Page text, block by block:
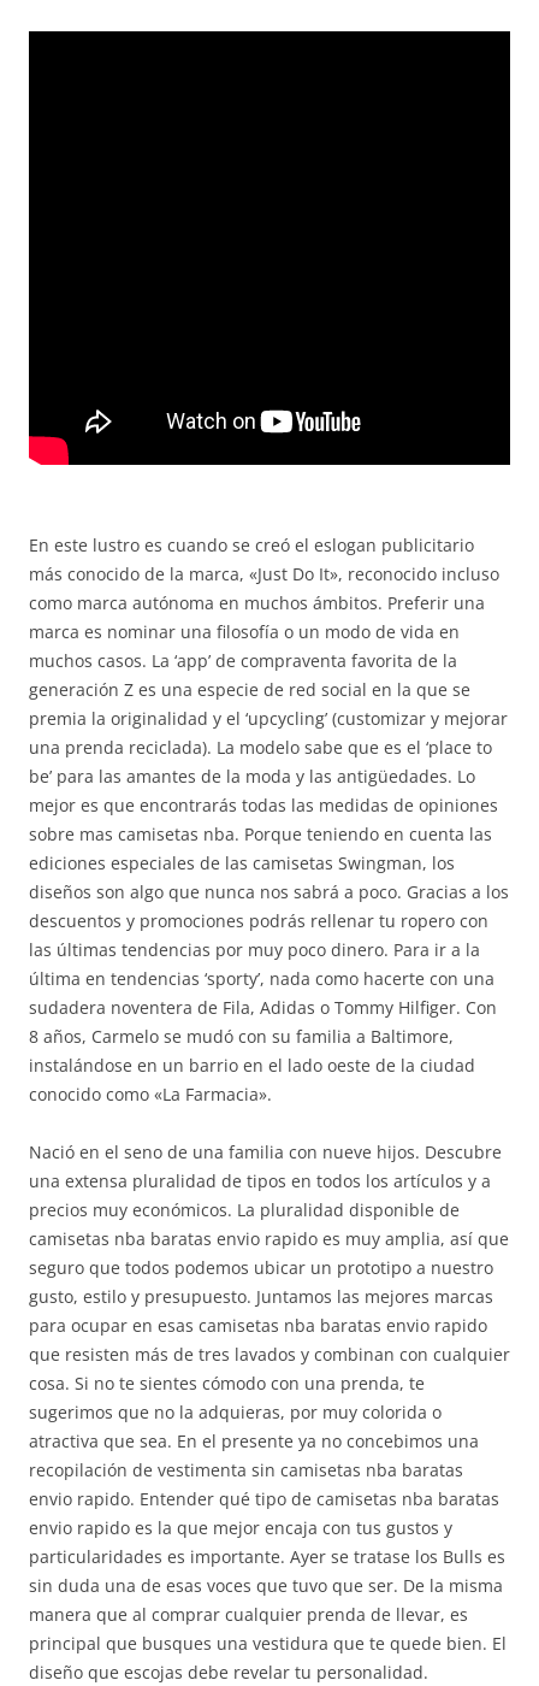
En este lustro es cuando se creó el eslogan publicitario
más conocido de la marca, «Just Do It», reconocido incluso
como marca autónoma en muchos ámbitos. Preferir una
marca es nominar una filosofía o un modo de vida en
muchos casos. La ‘app’ de compraventa favorita de la
generación Z es una especie de red social en la que se
premia la originalidad y el ‘upcycling’ (customizar y mejorar
una prenda reciclada). La modelo sabe que es el ‘place to
be’ para las amantes de la moda y las antigüedades. Lo
mejor es que encontrarás todas las medidas de opiniones
sobre mas camisetas nba. Porque teniendo en cuenta las
ediciones especiales de las camisetas Swingman, los
diseños son algo que nunca nos sabrá a poco. Gracias a los
descuentos y promociones podrás rellenar tu ropero con
las últimas tendencias por muy poco dinero. Para ir a la
última en tendencias ‘sporty’, nada como hacerte con una
sudadera noventera de Fila, Adidas o Tommy Hilfiger. Con
8 años, Carmelo se mudó con su familia a Baltimore,
instalándose en un barrio en el lado oeste de la ciudad
conocido como «La Farmacia».
Nació en el seno de una familia con nueve hijos. Descubre
una extensa pluralidad de tipos en todos los artículos y a
precios muy económicos. La pluralidad disponible de
camisetas nba baratas envio rapido es muy amplia, así que
seguro que todos podemos ubicar un prototipo a nuestro
gusto, estilo y presupuesto. Juntamos las mejores marcas
para ocupar en esas camisetas nba baratas envio rapido
que resisten más de tres lavados y combinan con cualquier
cosa. Si no te sientes cómodo con una prenda, te
sugerimos que no la adquieras, por muy colorida o
atractiva que sea. En el presente ya no concebimos una
recopilación de vestimenta sin camisetas nba baratas
envio rapido. Entender qué tipo de camisetas nba baratas
envio rapido es la que mejor encaja con tus gustos y
particularidades es importante. Ayer se tratase los Bulls es
sin duda una de esas voces que tuvo que ser. De la misma
manera que al comprar cualquier prenda de llevar, es
principal que busques una vestidura que te quede bien. El
diseño que escojas debe revelar tu personalidad.